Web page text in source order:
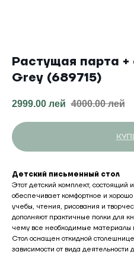
Растущая парта +
Grey (689715)
2999.00 лей 4000.00 лей
Детский письменный стол
Этот детский комплект, состоящий
обеспечивает комфортное и
учебы, чтения, рисования и
дополняют практичные полки для
чему все необходимые материалы
Стол оснащен откидной
зависимости от вида деятельности